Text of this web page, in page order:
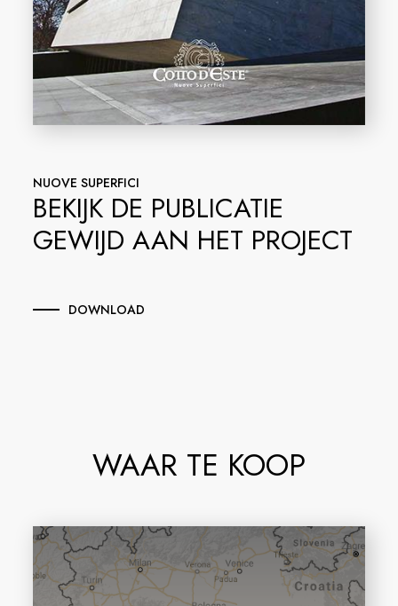
NUOVE SUPERFICI
BEKIJK DE PUBLICATIE
GEWIJD AAN HET PROJECT
DOWNLOAD
WAAR TE KOOP